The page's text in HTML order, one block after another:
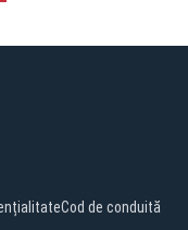
Cod de conduită